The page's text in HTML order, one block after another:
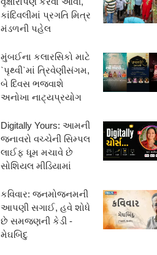
કાંદિવલીમાં પ્રગતિ મિત્ર
મંડળની પહેલ
મુંબઈના કલારસિકો માટે
`પૃથ્વી`માં ત્રિવેણીસંગમ,
બે દિવસ ભજવાશે
અનોખા નાટ્યપ્રયોગ
Digitally Yours: આમની
જનાવરો વચ્ચેની સિમ્પલ
લાઈફ ધૂમ મચાવે છે
સોશિયલ મીડિયામાં
કવિવાર: જનમોજનમની
આપણી સગાઈ, હવે શોધે
છે સમજણની કેડી -
મેઘબિંદુ